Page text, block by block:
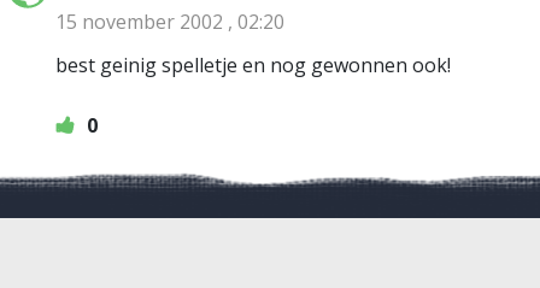
15 november 2002 , 02:20
best geinig spelletje en nog gewonnen ook!
0